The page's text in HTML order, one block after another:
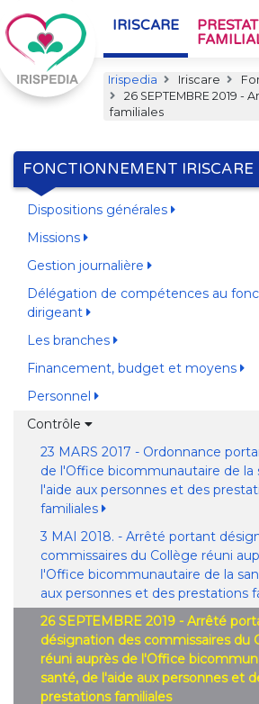
IRISCARE
Irispedia Iriscare
26 SEPTEMBRE
familiales
FONCTIONNEMENT IRISCARE
Dispositions générales
Missions
Gestion journalière
Délégation de compétences au
dirigeant
Les branches
Financement, budget et moyens
Personnel
Contrôle
23 MARS 2017 - Ordonnance
de l'Office bicommunautaire de la
l'aide aux personnes et des
familiales
3 MAI 2018. - Arrêté portant
commissaires du Collège réuni
l'Office bicommunautaire de la
aux personnes et des prestations
26 SEPTEMBRE 2019 - Arrêté
désignation des commissaires du
réuni auprès de l'Office
santé, de l'aide aux personnes et
prestations familiales